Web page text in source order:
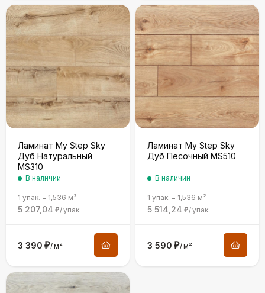
Ламинат My Step Sky
Дуб Натуральный
MS310
В наличии
1 упак. = 1,536 м²
5 207,04 ₽/упак.
3 390 ₽/м²
Ламинат My Step Sky
Дуб Песочный MS510
В наличии
1 упак. = 1,536 м²
5 514,24 ₽/упак.
3 590 ₽/м²